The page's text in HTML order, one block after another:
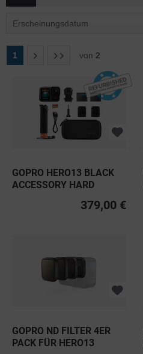
1 von 2
GOPRO HERO13 BLACK
ACCESSORY HARD
379,00 €
GOPRO ND FILTER 4ER
PACK FÜR HERO13